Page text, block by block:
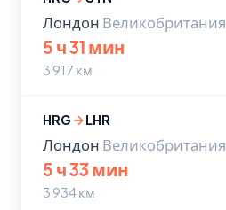
Лондон Великобритания
5 ч 31 мин
3 917 км
HRG LHR
Лондон Великобритания
5 ч 33 мин
3 934 км